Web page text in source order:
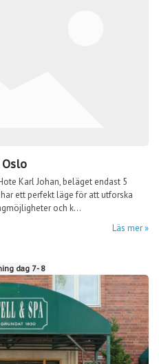
Karl Johan, beläget endast 5
ett perfekt läge för att utforska
och k...
Läs mer
dag 7 - 8